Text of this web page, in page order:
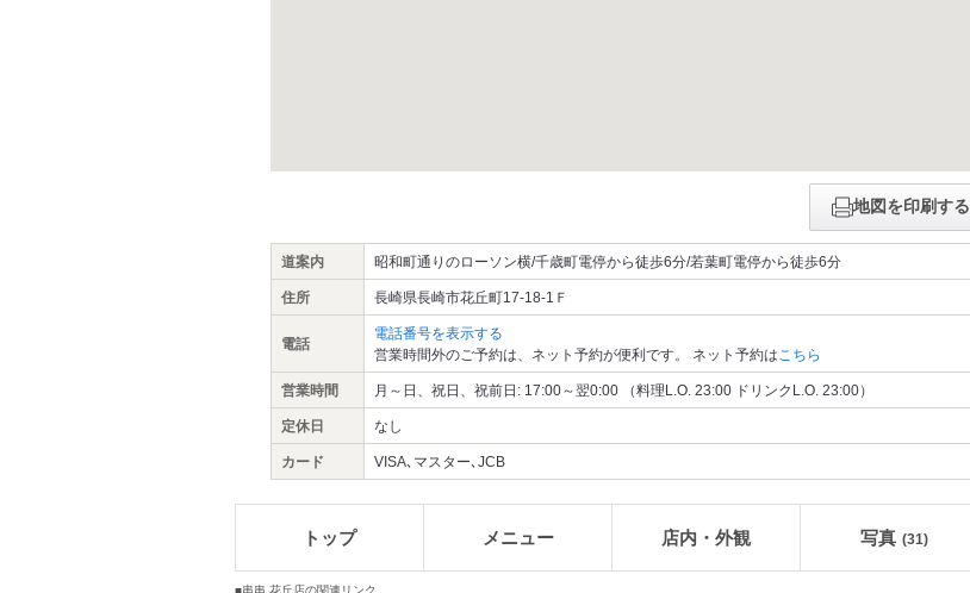
地図を印刷する
道案内 昭和町通りのローソン横/千歳町電停から徒歩6分/若葉町電停から徒歩6分
住所 長崎県長崎市花丘町17-18-1Ｆ
電話
電話番号を表示する
営業時間外のご予約は、ネット予約が便利です。 ネット予約はこちら
営業時間 月～日、祝日、祝前日: 17:00～翌0:00 （料理L.O. 23:00 ドリンクL.O. 23:00）
定休日 なし
カード VISA､マスター､JCB
トップ メニュー 店内・外観 写真 (31)
■串串 花丘店の関連リンク